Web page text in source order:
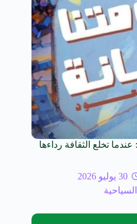
تخلع الثقافة رداءها
30 يوليو 2026